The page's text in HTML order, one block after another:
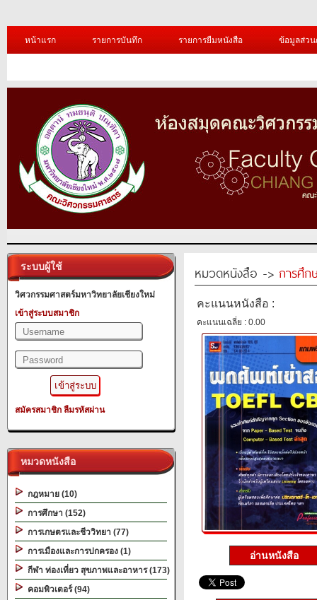
หน้าแรก รายการบันทึก รายการยืมหนังสือ ข้อมูลส่ว
ระบบผู้ใช้
วิศวกรรมศาสตร์มหาวิทยาลัยเชียงใหม่
เข้าสู่ระบบสมาชิก
สมัครสมาชิก ลืมรหัสผ่าน
หมวดหนังสือ
กฎหมาย (10)
การศึกษา (152)
การเกษตรและชีววิทยา (77)
การเมืองและการปกครอง (1)
กีฬา ท่องเที่ยว สุขภาพและอาหาร (173)
คอมพิวเตอร์ (94)
หมวดหนังสือ -> การศึก
คะแนนหนังสือ :
คะแนนเฉลี่ย : 0.00
อ่านหนังสือ